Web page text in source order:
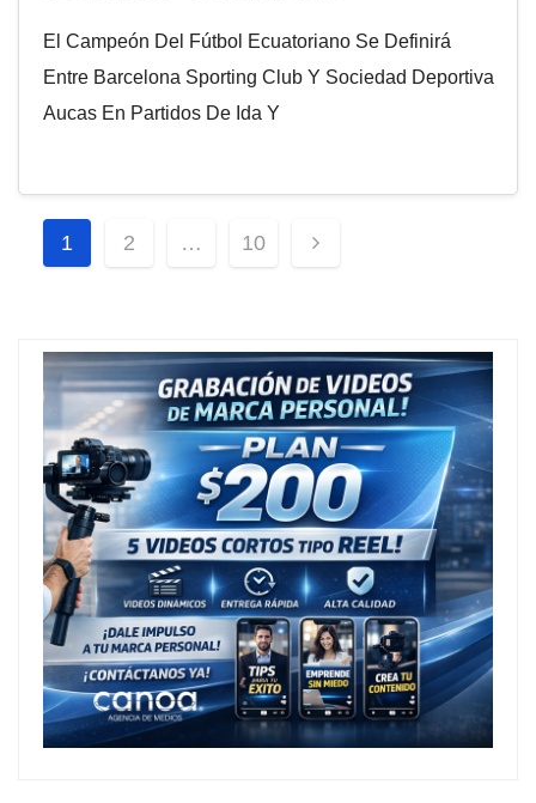
El Campeón Del Fútbol Ecuatoriano Se Definirá
Entre Barcelona Sporting Club Y Sociedad Deportiva
Aucas En Partidos De Ida Y
Paginación
De
1 2 … 10